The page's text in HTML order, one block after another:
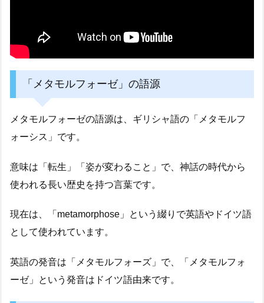
「メタモルフォーゼ」の語源
メタモルフォーゼの語源は、ギリシャ語の「メタモルフ
ォーシス」です。
意味は「転生」「姿が変わること」で、神話の時代から
使われる長い歴史を持つ言葉です。
現在は、「metamorphose」という綴りで英語やドイツ語
として使われています。
英語の発音は「メタモルフォーズ」で、「メタモルフォ
ーゼ」という発音はドイツ語由来です。